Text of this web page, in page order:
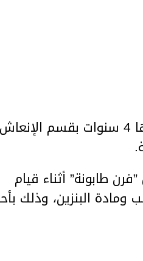
توفيت صباح اليوم الأربعاء 2 ديسمبر 2019 طفلة عمرها 4 سنوات بقسم الإنعاش
طابونة” أثناء قيام
ومادة البنزين، وذلك